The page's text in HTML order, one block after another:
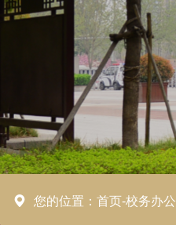
您的位置： 首页-校务办公